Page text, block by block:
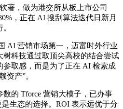
，做为港交所从板上市公司
，正在 AI 搜刮算法迭代日新月
营销市场第一，迈富时外行业
树科技通过取顶尖高校的结合尝试
参取感，而是为了正在 AI 检索成
资产”。
的 Tforce 营销大模子，已办事
生态的选择。ROI 表示远优于分